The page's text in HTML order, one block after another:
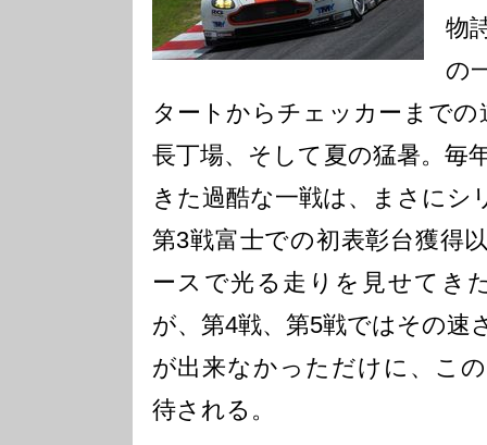
物
の
タートからチェッカーまで
長丁場、そして夏の猛暑。毎
きた過酷な一戦は、まさにシ
第3戦富士での初表彰台獲得
ースで光る走りを見せてき
が、第4戦、第5戦ではその速
が出来なかっただけに、こ
待される。